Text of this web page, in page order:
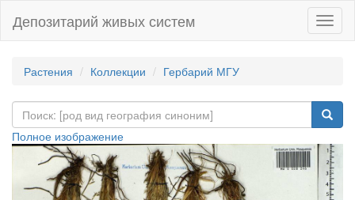
Депозитарий живых систем
Растения Коллекции Гербарий МГУ
Полное изображение